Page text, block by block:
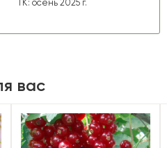
ТК: осень 2025 г.
вас